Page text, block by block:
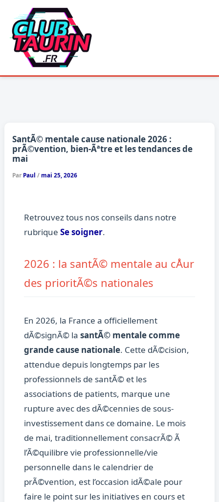
contenu
SantÃ© mentale cause nationale 2026 :
prÃ©vention, bien-Ãªtre et les tendances de
mai
Par Paul / mai 25, 2026
Retrouvez tous nos conseils dans notre
rubrique Se soigner.
2026 : la santÃ© mentale au cÅur
des prioritÃ©s nationales
En 2026, la France a officiellement
dÃ©signÃ© la santÃ© mentale comme
grande cause nationale. Cette dÃ©cision,
attendue depuis longtemps par les
professionnels de santÃ© et les
associations de patients, marque une
rupture avec des dÃ©cennies de sous-
investissement dans ce domaine. Le mois
de mai, traditionnellement consacrÃ© Ã
l’Ã©quilibre vie professionnelle/vie
personnelle dans le calendrier de
prÃ©vention, est l’occasion idÃ©ale pour
faire le point sur les initiatives en cours et